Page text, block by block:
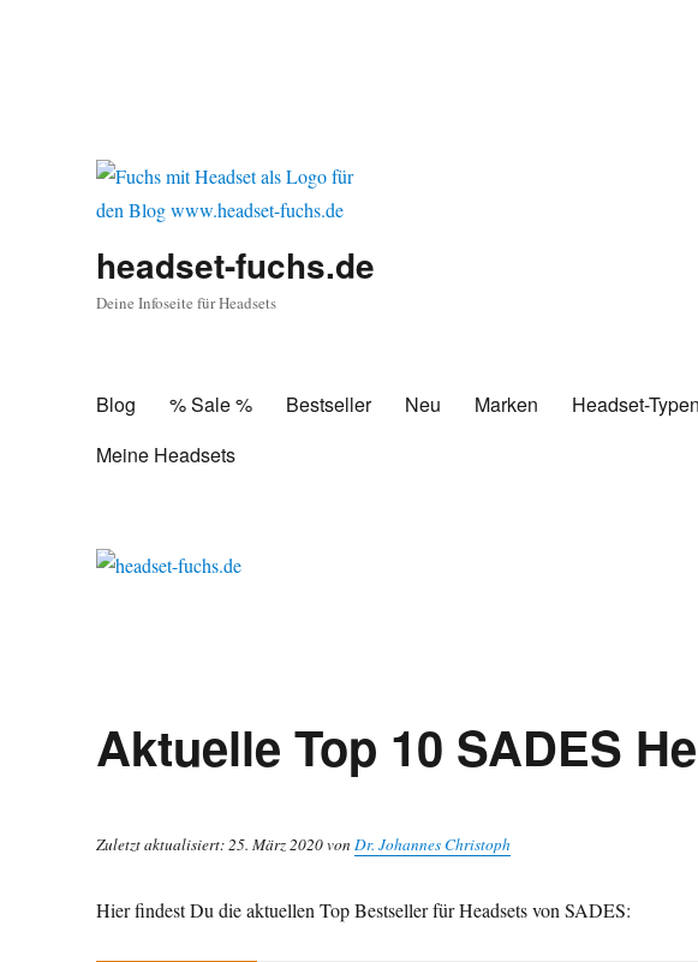
headset-fuchs.de
Deine Infoseite für Headsets
Blog % Sale % Bestseller Neu Marken Headset-Typen
Meine Headsets
Aktuelle Top 10 SADES
Zuletzt aktualisiert: 25. März 2020 vonDr. Johannes Christoph
Hier findest Du die aktuellen Top Bestseller für Headsets von SADES: